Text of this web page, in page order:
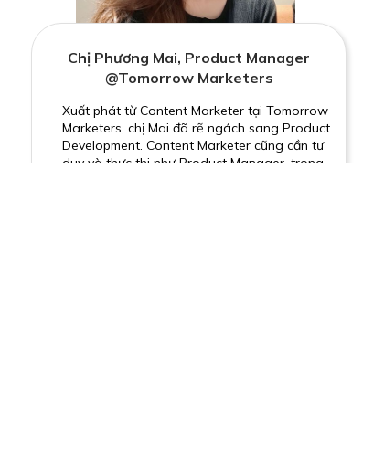
Xuất phát từ Content Marketer tại Tomorrow
Marketers, chị Mai đã rẽ ngách sang Product
Development. Content Marketer cũng cần tư
duy và thực thi như Product Manager, trong
Chị Phương Mai, Product Manager
@Tomorrow Marketers